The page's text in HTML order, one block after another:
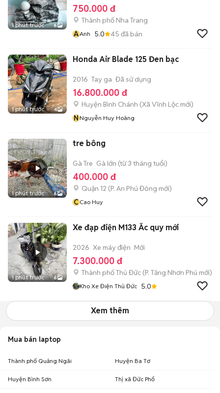
1 phút trước 6
750.000 đ
Thành phố Nha Trang
AAnh 5.0 45 đã bán
1 phút trước 4
Honda Air Blade 125 Đen bạc
2016 Tay ga Đã sử dụng
16.800.000 đ
Huyện Bình Chánh (Xã Vĩnh Lộc mới)
NNguyễn Huy Hoàng
1 phút trước 6
tre bông
Gà Tre Gà lớn (từ 3 tháng tuổi)
400.000 đ
Quận 12 (P. An Phú Đông mới)
CCao Huy
1 phút trước 6
Xe đạp điện M133 Ắc quy mới
2026 Xe máy điện Mới
7.300.000 đ
Thành phố Thủ Đức (P. Tăng Nhơn Phú mới)
Kho Xe Điện Thủ Đức 5.0
Xem thêm
Mua bán laptop
Thành phố Quảng Ngãi Huyện Ba Tơ
Huyện Bình Sơn Thị xã Đức Phổ